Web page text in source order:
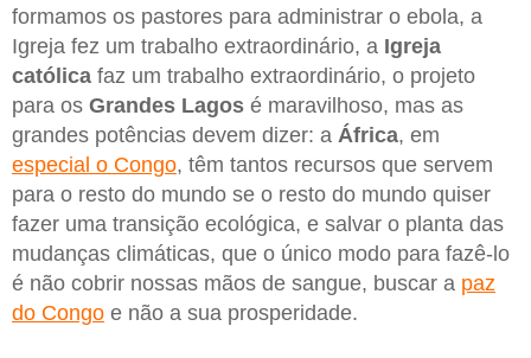
formamos os pastores para administrar o ebola, a
Igreja fez um trabalho extraordinário, a Igreja
católica faz um trabalho extraordinário, o projeto
para os Grandes Lagos é maravilhoso, mas as
grandes potências devem dizer: a África, em
especial o Congo, têm tantos recursos que servem
para o resto do mundo se o resto do mundo quiser
fazer uma transição ecológica, e salvar o planta das
mudanças climáticas, que o único modo para fazê-lo
é não cobrir nossas mãos de sangue, buscar a paz
do Congo e não a sua prosperidade.